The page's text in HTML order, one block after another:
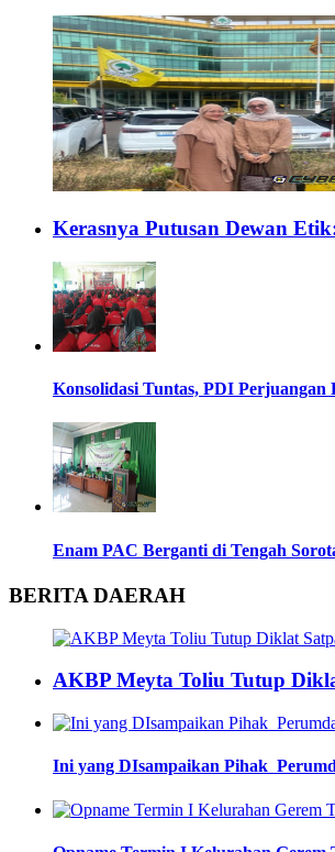
Kerasnya Putusan Dewan
Konsolidasi Tuntas, PDI
Enam PAC Berganti di Tengah
BERITA DAERAH
AKBP Meyta Toliu Tutup
Ini yang DIsampaikan Pihak